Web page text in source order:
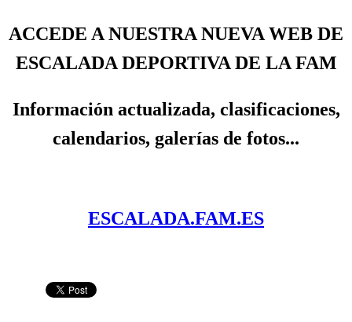
ACCEDE A NUESTRA NUEVA WEB DE
ESCALADA DEPORTIVA DE LA FAM
Información actualizada, clasificaciones,
calendarios, galerías de fotos...
ESCALADA.FAM.ES